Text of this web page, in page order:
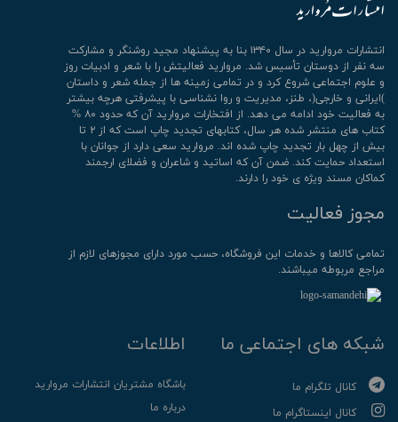
انتشارات مروارید در سال ۱۳۴۰ بنا به پیشنهاد مجید روشنگر و مشارکت
سه نفر از دوستان تأسیس شد. مروارید فعالیتش را با شعر و ادبیات روز
و علوم اجتماعی شروع کرد و در تمامی زمینه ها از جمله شعر و داستان
)ایرانی و خارجی(، طنز، مدیریت و روا نشناسی با پیشرفتی هرچه بیشتر
به فعالیت خود ادامه می دهد. از افتخارات مروارید آن که حدود ۸۰ %
کتاب های منتشر شده هر سال، کتابهای تجدید چاپ است که از ۲ تا
بیش از چهل بار تجدید چاپ شده اند. مروارید سعی دارد از جوانان با
استعداد حمایت کند. ضمن آن که اساتید و شاعران و فضلای ارجمند
کماکان مسند ویژه ی خود را دارند.
مجوز فعالیت
تمامی كالاها و خدمات این فروشگاه، حسب مورد دارای مجوزهای لازم از
مراجع مربوطه میباشند.
شبکه های اجتماعی ما
کانال تلگرام ما
کانال اینستاگرام ما
اطلاعات
باشگاه مشتریان انتشارات مروارید
درباره ما